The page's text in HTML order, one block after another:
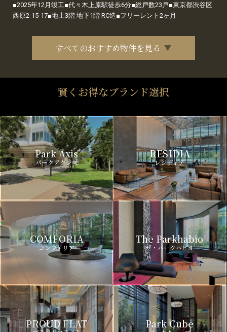
■2025年12月竣工■代々木上原駅徒歩6分■総戸数23戸■東京都渋谷区
西原2-15-17■地上3階 地下1階 RC造■フリーレント2ヶ月
すべてのおすすめ物件を見る
賢くお得なブランド選択
Park Axis
パークアクシス
RESIDIA
レジディア
COMFORIA
コンフォリア
The Parkhabio
ザ・パークハビオ
PROUD FLAT Park Cube